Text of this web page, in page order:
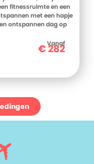
fitnessruimte en een
met een hapje
ontspannen dag op
Vanaf
€282